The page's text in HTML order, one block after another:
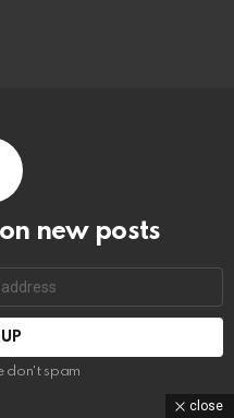
new posts
don't spam
close